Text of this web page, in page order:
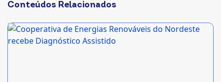
Conteúdos Relacionados